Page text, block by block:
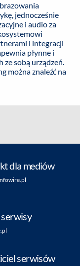
jednocześnie
i audio za
i integracji
płynne i
ze sobą urządzeń.
można znaleźć na
dla mediów
serwisy
serwisów